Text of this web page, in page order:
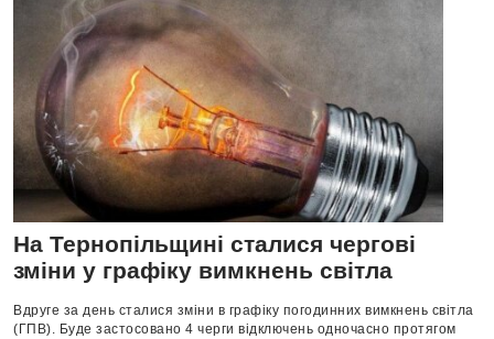
На Тернопільщині сталися чергові
зміни у графіку вимкнень світла
Вдруге за день сталися зміни в графіку погодинних вимкнень світла
(ГПВ). Буде застосовано 4 черги відключень одночасно протягом